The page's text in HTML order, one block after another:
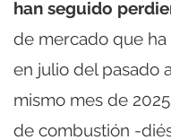
han seguido
de mercado que ha
en julio del pasado
mismo mes de
de combustión -